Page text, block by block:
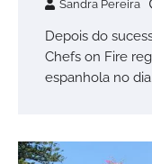
Sandra Pereira
Depois do
Chefs on Fire
espanhola no